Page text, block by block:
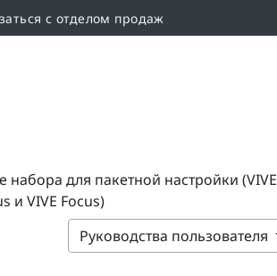
с отделом продаж
набора для пакетной настройки (VIVE
и VIVE Focus)
Руководства пользователя